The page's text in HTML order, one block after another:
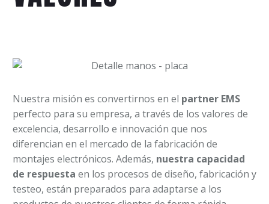
Nuestra misión es convertirnos en el partner EMS
perfecto para su empresa, a través de los valores de
excelencia, desarrollo e innovación que nos
diferencian en el mercado de la fabricación de
montajes electrónicos. Además, nuestra capacidad
de respuesta en los procesos de diseño, fabricación y
testeo, están preparados para adaptarse a los